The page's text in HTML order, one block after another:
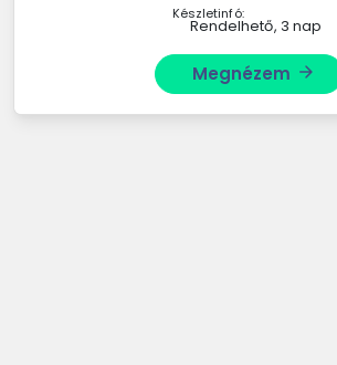
Készletinfó:
Rendelhető, 3 nap
Megnézem arrow_forward